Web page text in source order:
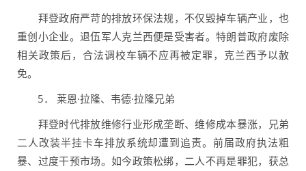
拜登政府严苛的排放环保法规，不仅毁掉车辆产业，也
重创小企业。退伍军人克兰西便是受害者。特朗普政府废除
相关政策后，合法调校车辆不应再被定罪，克兰西予以赦
免。
5． 莱恩·拉隆、韦德·拉隆兄弟
拜登时代排放维修行业形成垄断、维修成本暴涨，兄弟
二人改装半挂卡车排放系统却遭到追责。前届政府执法粗
暴、过度干预市场。如今政策松绑，二人不再是罪犯，获总